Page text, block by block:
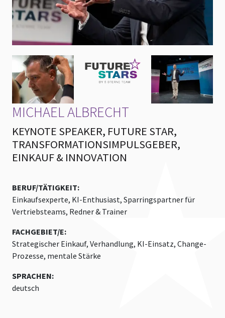
MICHAEL ALBRECHT
KEYNOTE SPEAKER, FUTURE STAR,
TRANSFORMATIONSIMPULSGEBER,
EINKAUF & INNOVATION
BERUF/TÄTIGKEIT:
Einkaufsexperte, KI-Enthusiast, Sparringspartner für
Vertriebsteams, Redner & Trainer
FACHGEBIET/E:
Strategischer Einkauf, Verhandlung, KI-Einsatz, Change-
Prozesse, mentale Stärke
SPRACHEN:
deutsch